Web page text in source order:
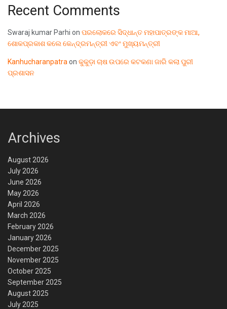
Recent Comments
Swaraj kumar Parhi on ପରଲୋକରେ ସିଦ୍ଧାନ୍ତ ମହାପାତ୍ରଙ୍କ ମାଆ,
ଶୋକପ୍ରକାଶ କଲେ କେନ୍ଦ୍ରମନ୍ତ୍ରୀ ଏବଂ ମୁଖ୍ୟମନ୍ତ୍ରୀ
Kanhucharanpatra on କୁକୁଡ଼ା ଚାଷ ଉପରେ କଟକଣା ଜାରି କଲା ପୁରୀ
ପ୍ରଶାସନ
Archives
August 2026
July 2026
June 2026
May 2026
April 2026
March 2026
February 2026
January 2026
December 2025
November 2025
October 2025
September 2025
August 2025
July 2025